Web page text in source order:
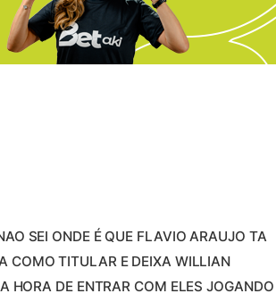
SEI ONDE É QUE FLAVIO ARAUJO TA
COMO TITULAR E DEIXA WILLIAN
HORA DE ENTRAR COM ELES JOGANDO